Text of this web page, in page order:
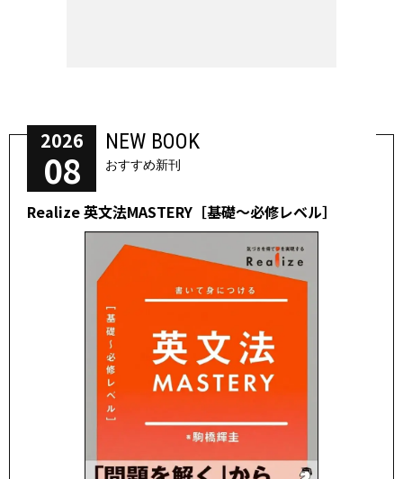
2026
08
NEW BOOK
おすすめ新刊
Realize 英文法MASTERY［基礎～必修レベル］